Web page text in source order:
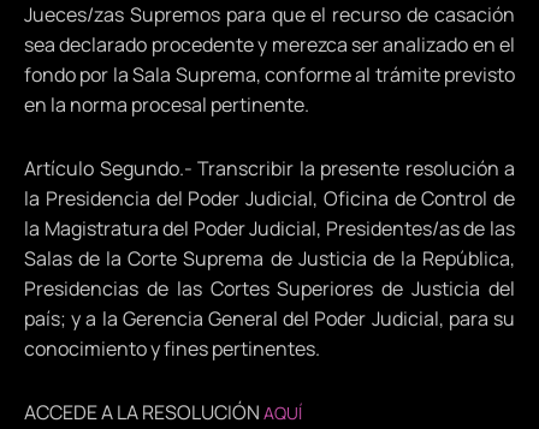
Jueces/zas Supremos para que el recurso de casación
sea declarado procedente y merezca ser analizado en el
fondo por la Sala Suprema, conforme al trámite previsto
en la norma procesal pertinente.
Artículo Segundo.- Transcribir la presente resolución a
la Presidencia del Poder Judicial, Oficina de Control de
la Magistratura del Poder Judicial, Presidentes/as de las
Salas de la Corte Suprema de Justicia de la República,
Presidencias de las Cortes Superiores de Justicia del
país; y a la Gerencia General del Poder Judicial, para su
conocimiento y fines pertinentes.
ACCEDE A LA RESOLUCIÓN AQUÍ